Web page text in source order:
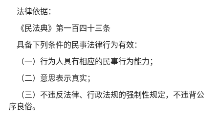
法律依据：
《民法典》第一百四十三条
具备下列条件的民事法律行为有效：
（一）行为人具有相应的民事行为能力；
（二）意思表示真实；
（三）不违反法律、行政法规的强制性规定，不违背公
序良俗。